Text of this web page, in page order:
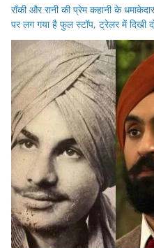
रॉकी और रानी की प्रेम कहानी के
पर लग गया है फुल स्टॉप, ट्रेलर में दिखी